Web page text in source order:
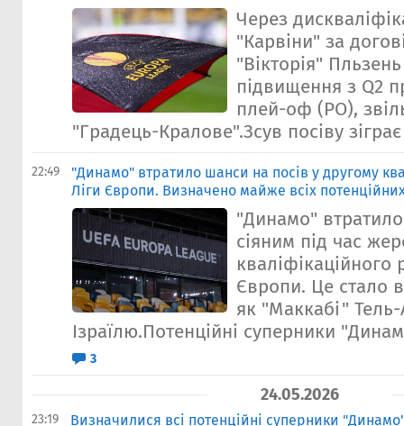
Через
"Карвіни" за
"Вікторія"
підвищення з Q2
плей-оф (PO),
"Градець-Кралове".Зсув посіву
22:49
"Динамо" втратило шанси на посів у другому
Ліги Європи. Визначено майже всіх
"Динамо"
сіяним під час
кваліфікаційного
Європи. Це стало
як "Маккабі"
Ізраїлю.Потенційні суперники
3
24.05.2026
23:19
Визначилися всі потенційні суперники